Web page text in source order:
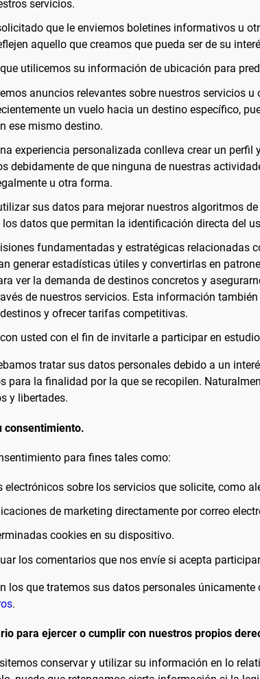
servicios.
que le enviemos boletines informativos u
aquello que creamos que pueda ser de su
utilicemos su información de ubicación para
anuncios relevantes sobre nuestros servicios
un vuelo hacia un destino específico,
ese mismo destino.
experiencia personalizada conlleva crear un
debidamente de que ninguna de nuestras
u otra forma.
sus datos para mejorar nuestros algoritmos
datos que permitan la identificación directa del
fundamentadas y estratégicas relacionadas
generar estadísticas útiles y convertirlas en
ver la demanda de destinos concretos y
de nuestros servicios. Esta información
y ofrecer tarifas competitivas.
usted con el fin de invitarle a participar en
tratar sus datos personales debido a un
para la finalidad por la que se recopilen.
y libertades.
consentimiento.
para fines tales como:
electrónicos sobre los servicios que solicite, como
de marketing directamente por correo
cookies en su dispositivo.
los comentarios que nos envíe si acepta
los que tratemos sus datos personales
.
para ejercer o cumplir con nuestros propios
conservar y utilizar su información en lo